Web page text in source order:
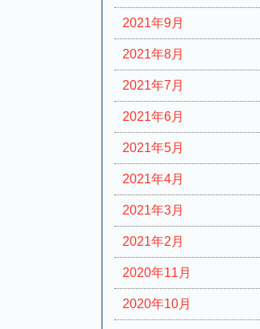
2021年9月
2021年8月
2021年7月
2021年6月
2021年5月
2021年4月
2021年3月
2021年2月
2020年11月
2020年10月